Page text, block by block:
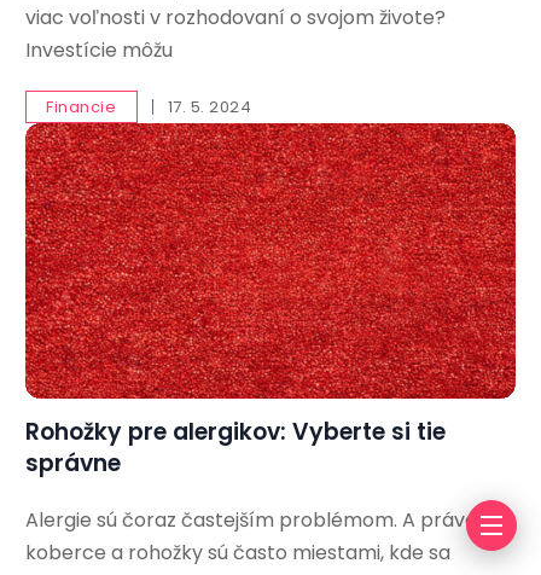
viac voľnosti v rozhodovaní o svojom živote?
Investície môžu
Financie 17. 5. 2024
Rohožky pre alergikov: Vyberte si tie
správne
Alergie sú čoraz častejším problémom. A práve
koberce a rohožky sú často miestami, kde sa